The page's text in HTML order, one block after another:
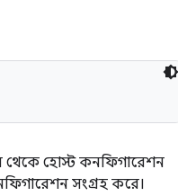
থেকে হোস্ট কনফিগারেশন
সংগ্রহ করে।